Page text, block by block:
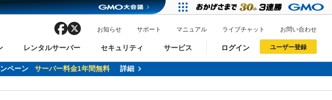
レンタルサーバー セキュリティ サービス
facebook お知らせ サポート マニュアル ライブチャット お問い合わせ
ログイン
おすすめ One レンタルサーバーを含む最新の機能を使う方
ユーザー登録
おすすめ One レンタルサーバーを含む最新の機能を使う方
ペーン サーバー料金1年間無料 詳細